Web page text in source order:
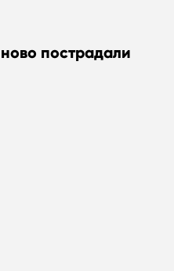
пострадали